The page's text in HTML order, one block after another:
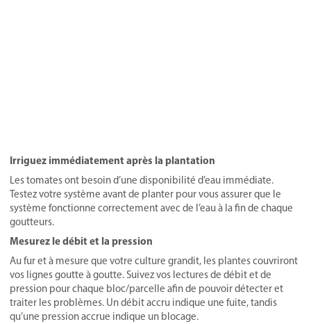
Irriguez immédiatement après la plantation
Les tomates ont besoin d’une disponibilité d’eau immédiate.
Testez votre système avant de planter pour vous assurer que le
système fonctionne correctement avec de l’eau à la fin de chaque
goutteurs.
Mesurez le débit et la pression
Au fur et à mesure que votre culture grandit, les plantes couvriront
vos lignes goutte à goutte. Suivez vos lectures de débit et de
pression pour chaque bloc/parcelle afin de pouvoir détecter et
traiter les problèmes. Un débit accru indique une fuite, tandis
qu’une pression accrue indique un blocage.